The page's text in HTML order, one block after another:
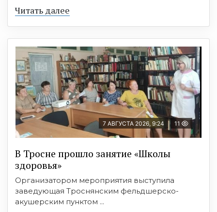
Читать далее
7 АВГУСТА 2026, 9:24 11
В Тросне прошло занятие «Школы
здоровья»
Организатором мероприятия выступила
заведующая Троснянским фельдшерско-
акушерским пунктом ...